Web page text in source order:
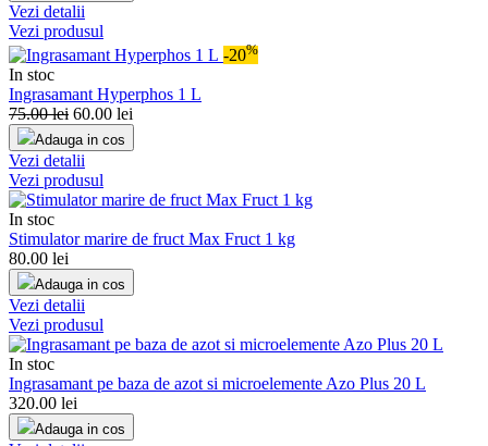
Vezi detalii
Vezi produsul
-20%
In stoc
Ingrasamant Hyperphos 1 L
75.00 lei 60.00 lei
Adauga in cos
Vezi detalii
Vezi produsul
In stoc
Stimulator marire de fruct Max Fruct 1 kg
80.00 lei
Adauga in cos
Vezi detalii
Vezi produsul
In stoc
Ingrasamant pe baza de azot si microelemente Azo Plus 20 L
320.00 lei
Adauga in cos